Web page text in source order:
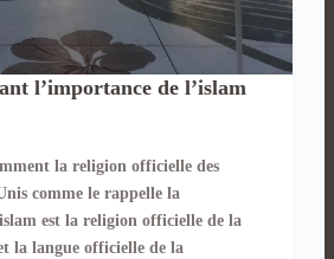
l’importance de l’islam
la religion officielle des
comme le rappelle la
est la religion officielle de la
la langue officielle de la